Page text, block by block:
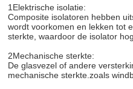
1Elektrische isolatie:
Composite isolatoren hebben
wordt voorkomen en lekken tot
sterkte, waardoor de isolator
2Mechanische sterkte:
De glasvezel of andere
mechanische sterkte.zoals